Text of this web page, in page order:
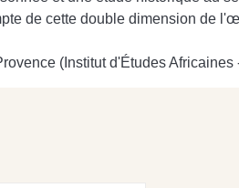
de cette double dimension de
(Institut d'Études